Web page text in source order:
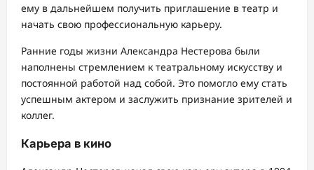
ему в дальнейшем получить приглашение в театр и
начать свою профессиональную карьеру.
Ранние годы жизни Александра Нестерова были
наполнены стремлением к театральному искусству и
постоянной работой над собой. Это помогло ему стать
успешным актером и заслужить признание зрителей и
коллег.
Карьера в кино